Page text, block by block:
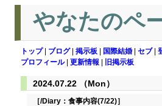
やなたのペ
トップ| ブログ| 掲示板 国際結婚 セブ|
プロフィール| 更新情報 旧掲示板
2024.07.22 （Mon）
［/Diary： 食事内容(7/22)］